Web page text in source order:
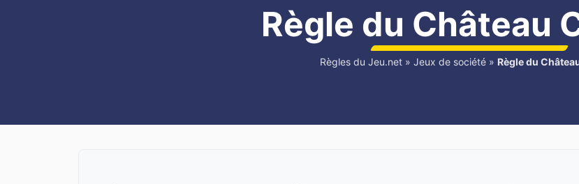
Règle du Château
Règles du Jeu.net » Jeux de société » Règle du